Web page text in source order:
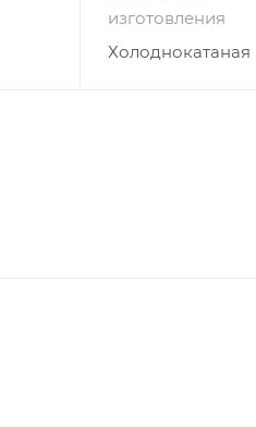
изготовления
Холоднокатаная